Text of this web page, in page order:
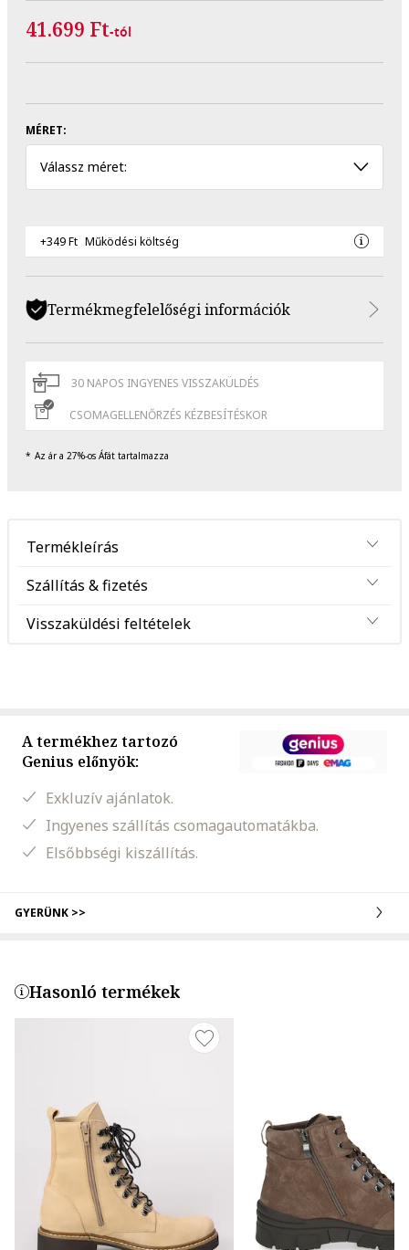
41.699 Ft-tól
MÉRET:
Válassz méret:
+349 Ft Működési költség
Termékmegfelelőségi információk
30 NAPOS INGYENES VISSZAKÜLDÉS
CSOMAGELLENŐRZÉS KÉZBESÍTÉSKOR
Az ár a 27%-os Áfát tartalmazza
Termékleírás
Szállítás & fizetés
Visszaküldési feltételek
A termékhez tartozó
Genius előnyök:
Exkluzív ajánlatok.
Ingyenes szállítás csomagautomatákba.
Elsőbbségi kiszállítás.
GYERÜNK >>
Hasonló termékek